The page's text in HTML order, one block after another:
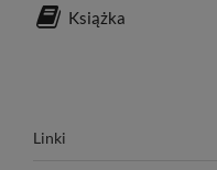
Książka
Linki